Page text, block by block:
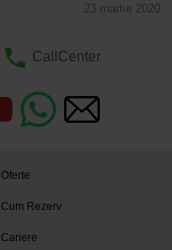
23 martie 2020
CallCenter
Oferte
Cum Rezerv
Cariere